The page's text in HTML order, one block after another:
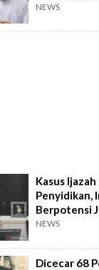
NEWS
Kasus
Penyidikan,
Berpotensi
NEWS
Dicecar 68